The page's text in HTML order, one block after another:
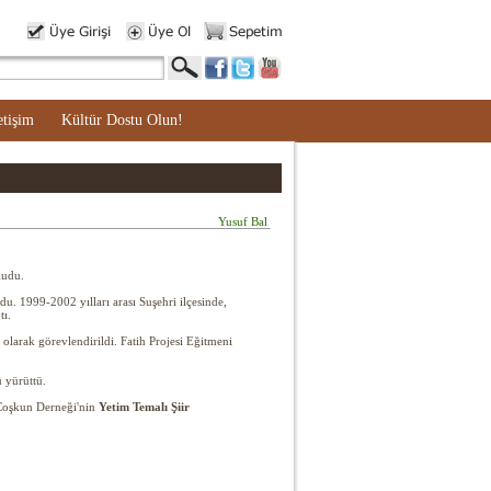
Kültür Dostu Olun!
Yusuf Bal
1999-2002 yılları arası Suşehri ilçesinde,
olarak görevlendirildi. Fatih Projesi Eğitmeni
yürüttü.
Derneği'nin Yetim Temalı Şiir